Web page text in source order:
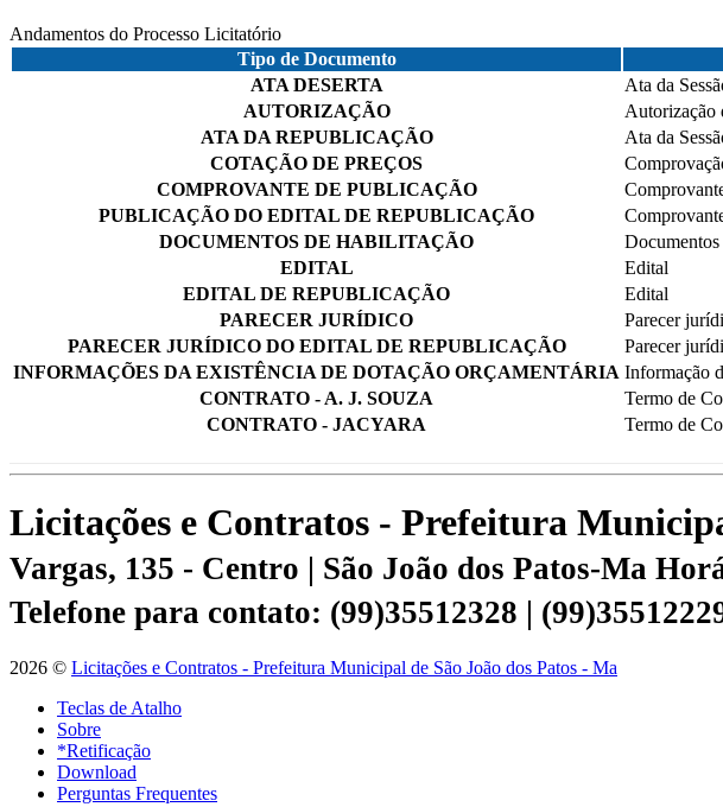
Andamentos do Processo Licitatório
Tipo de Documento
ATA DESERTA
Ata da
AUTORIZAÇÃO
Autorização
ATA DA REPUBLICAÇÃO
Ata da
COTAÇÃO DE PREÇOS
COMPROVANTE DE PUBLICAÇÃO
PUBLICAÇÃO DO EDITAL DE REPUBLICAÇÃO
DOCUMENTOS DE HABILITAÇÃO
EDITAL
Edital
EDITAL DE REPUBLICAÇÃO
Edital
PARECER JURÍDICO
Parecer
PARECER JURÍDICO DO EDITAL DE REPUBLICAÇÃO
Parecer
INFORMAÇÕES DA EXISTÊNCIA DE DOTAÇÃO ORÇAMENTÁRIA Informação
CONTRATO - A. J. SOUZA
Termo de
CONTRATO - JACYARA
Termo de
Licitações e Contratos - Prefeitura
Vargas, 135 - Centro | São João dos Patos-Ma
Telefone para contato: (99)35512328 |
2026 © Licitações e Contratos - Prefeitura Municipal de São João dos Patos - Ma
Teclas de Atalho
Sobre
*Retificação
Download
Perguntas Frequentes